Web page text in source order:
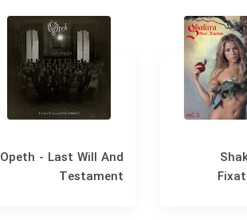
Opeth - Last Will And
Testament